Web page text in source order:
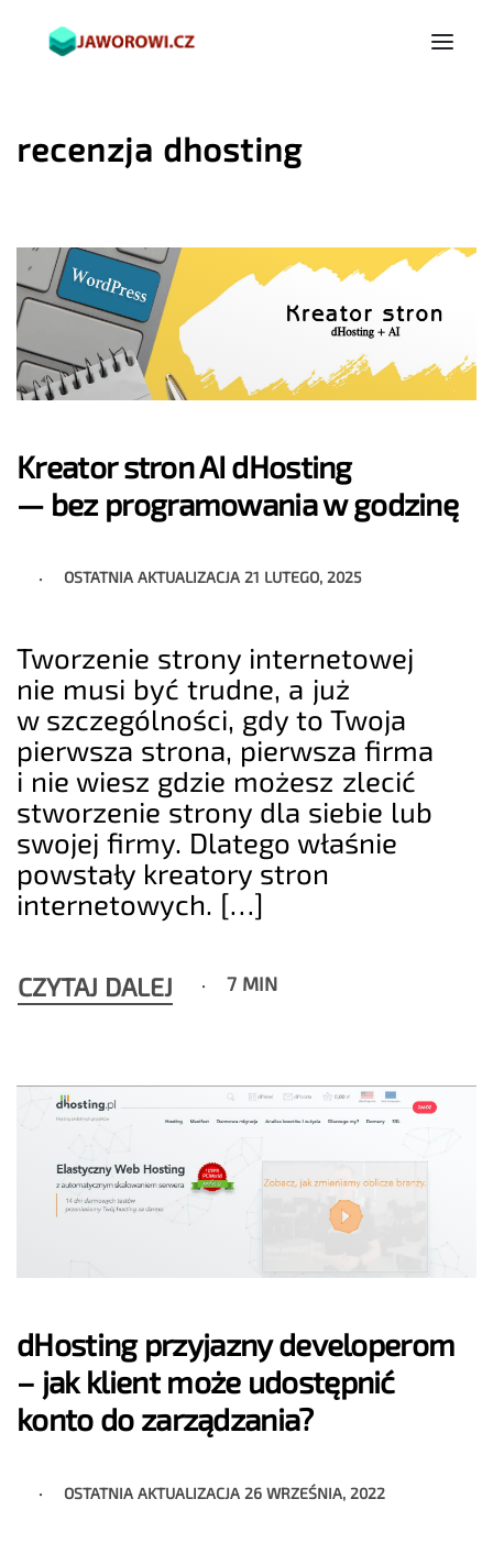
recenzja dhosting
Kreator stron AI dHosting
— bez programowania w godzinę
OSTATNIA AKTUALIZACJA 21 LUTEGO, 2025
Tworzenie strony internetowej
nie musi być trudne, a już
w szczególności, gdy to Twoja
pierwsza strona, pierwsza firma
i nie wiesz gdzie możesz zlecić
stworzenie strony dla siebie lub
swojej firmy. Dlatego właśnie
powstały kreatory stron
internetowych. […]
CZYTAJ DALEJ 7 MIN
dHosting przyjazny developerom
– jak klient może udostępnić
konto do zarządzania?
OSTATNIA AKTUALIZACJA 26 WRZEŚNIA, 2022